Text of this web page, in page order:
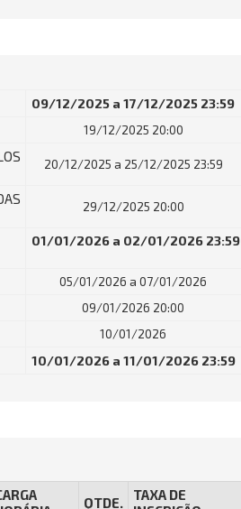
09/12/2025 a 17/12/2025 23:59
19/12/2025 20:00
20/12/2025 a 25/12/2025 23:59
29/12/2025 20:00
01/01/2026 a 02/01/2026 23:59
05/01/2026 a 07/01/2026
09/01/2026 20:00
10/01/2026
10/01/2026 a 11/01/2026 23:59
QTDE.
TAXA DE